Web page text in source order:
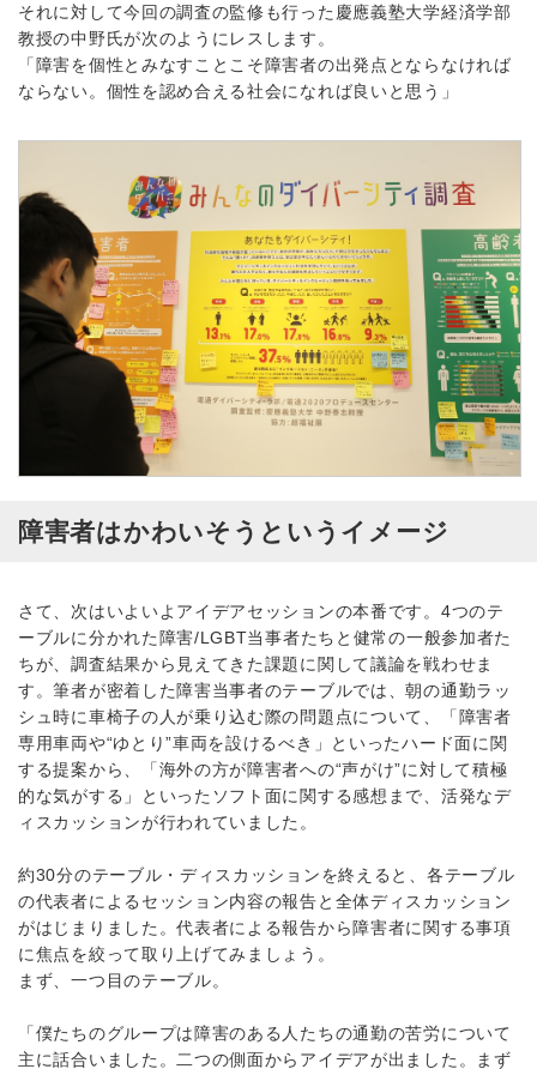
それに対して今回の調査の監修も行った慶應義塾大学経済学部
教授の中野氏が次のようにレスします。
「障害を個性とみなすことこそ障害者の出発点とならなければ
ならない。個性を認め合える社会になれば良いと思う」
障害者はかわいそうというイメージ
さて、次はいよいよアイデアセッションの本番です。4つのテ
ーブルに分かれた障害/LGBT当事者たちと健常の一般参加者た
ちが、調査結果から見えてきた課題に関して議論を戦わせま
す。筆者が密着した障害当事者のテーブルでは、朝の通勤ラッ
シュ時に車椅子の人が乗り込む際の問題点について、「障害者
専用車両や“ゆとり”車両を設けるべき」といったハード面に関
する提案から、「海外の方が障害者への“声がけ”に対して積極
的な気がする」といったソフト面に関する感想まで、活発なデ
ィスカッションが行われていました。
約30分のテーブル・ディスカッションを終えると、各テーブル
の代表者によるセッション内容の報告と全体ディスカッション
がはじまりました。代表者による報告から障害者に関する事項
に焦点を絞って取り上げてみましょう。
まず、一つ目のテーブル。
「僕たちのグループは障害のある人たちの通勤の苦労について
主に話合いました。二つの側面からアイデアが出ました。まず